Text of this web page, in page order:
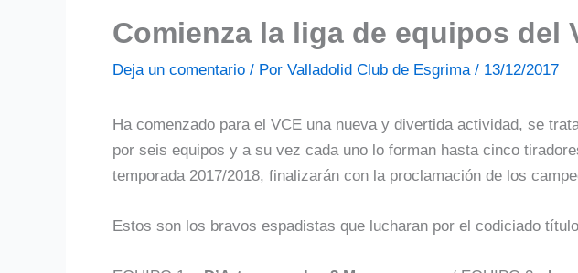
Comienza la liga de equipos del
Deja un comentario / Por Valladolid Club de Esgrima / 13/12/2017
Ha comenzado para el VCE una nueva y divertida actividad, se
por seis equipos y a su vez cada uno lo forman hasta cinco
temporada 2017/2018, finalizarán con la proclamación de los
Estos son los bravos espadistas que lucharan por el codiciado